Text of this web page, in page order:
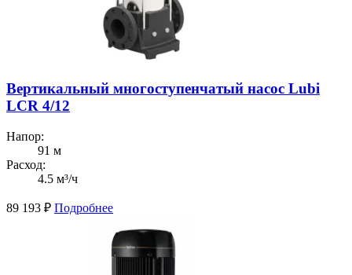
Вертикальный многоступенчатый насос Lubi
LCR 4/12
Напор:
91 м
Расход:
4.5 м³/ч
89 193 ₽ Подробнее